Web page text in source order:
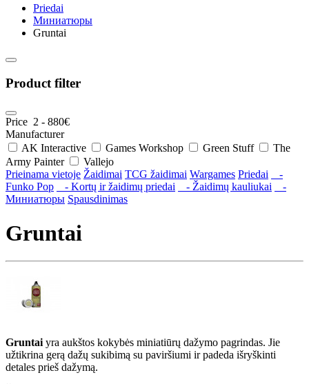
Priedai
Миниатюры
Gruntai
Product filter
Price 2 - 880€
Manufacturer
AK Interactive
Games Workshop Green Stuff
The
Army Painter
Vallejo
Prieinama vietoje Žaidimai TCG žaidimai Wargames Priedai
-
Funko Pop
- Kortų ir žaidimų priedai - Žaidimų kauliukai
-
Миниатюры Spausdinimas
Gruntai
Gruntai yra aukštos kokybės miniatiūrų dažymo pagrindas. Jie
užtikrina gerą dažų sukibimą su paviršiumi ir padeda išryškinti
detales prieš dažymą.